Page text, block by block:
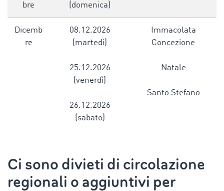
bre
(domenica)
Dicemb
re
08.12.2026
(martedì)
25.12.2026
(venerdì)
26.12.2026
(sabato)
Immacolata
Concezione
Natale
Santo Stefano
Ci sono divieti di circolazione
regionali o aggiuntivi per